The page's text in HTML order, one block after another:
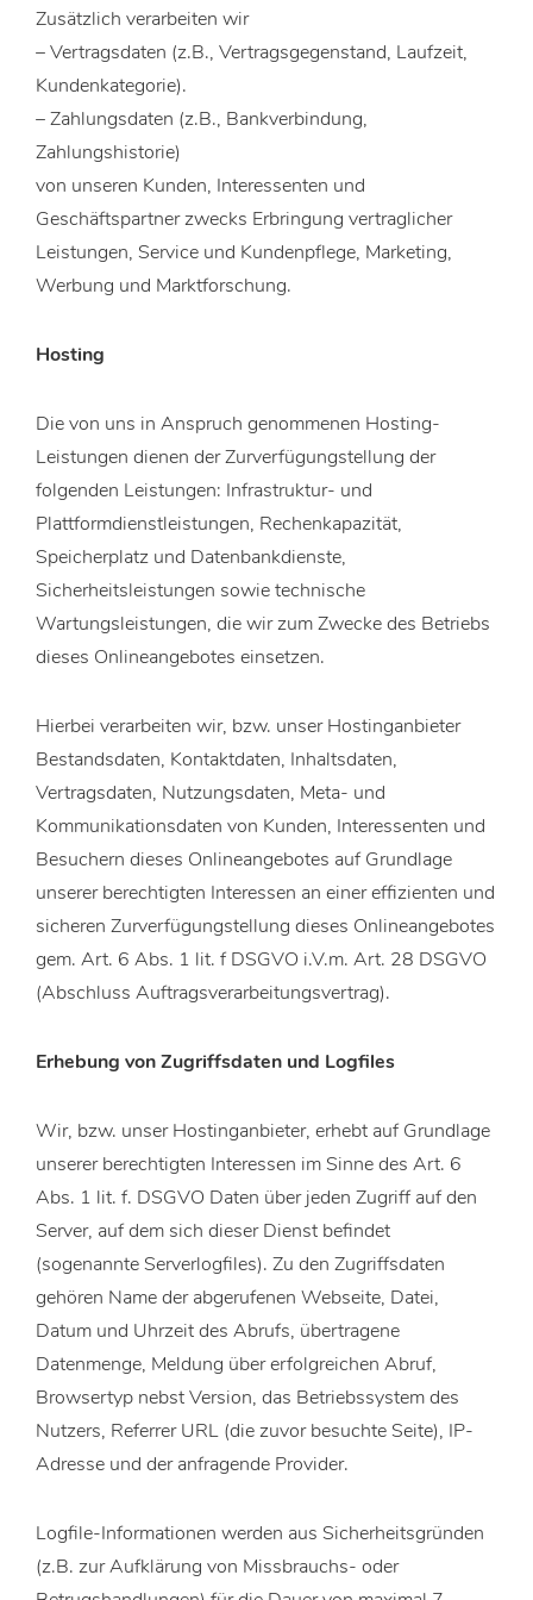
Zusätzlich verarbeiten wir
– Vertragsdaten (z.B., Vertragsgegenstand, Laufzeit,
Kundenkategorie).
– Zahlungsdaten (z.B., Bankverbindung,
Zahlungshistorie)
von unseren Kunden, Interessenten und
Geschäftspartner zwecks Erbringung vertraglicher
Leistungen, Service und Kundenpflege, Marketing,
Werbung und Marktforschung.
Hosting
Die von uns in Anspruch genommenen Hosting-
Leistungen dienen der Zurverfügungstellung der
folgenden Leistungen: Infrastruktur- und
Plattformdienstleistungen, Rechenkapazität,
Speicherplatz und Datenbankdienste,
Sicherheitsleistungen sowie technische
Wartungsleistungen, die wir zum Zwecke des Betriebs
dieses Onlineangebotes einsetzen.
Hierbei verarbeiten wir, bzw. unser Hostinganbieter
Bestandsdaten, Kontaktdaten, Inhaltsdaten,
Vertragsdaten, Nutzungsdaten, Meta- und
Kommunikationsdaten von Kunden, Interessenten und
Besuchern dieses Onlineangebotes auf Grundlage
unserer berechtigten Interessen an einer effizienten und
sicheren Zurverfügungstellung dieses Onlineangebotes
gem. Art. 6 Abs. 1 lit. f DSGVO i.V.m. Art. 28 DSGVO
(Abschluss Auftragsverarbeitungsvertrag).
Erhebung von Zugriffsdaten und Logfiles
Wir, bzw. unser Hostinganbieter, erhebt auf Grundlage
unserer berechtigten Interessen im Sinne des Art. 6
Abs. 1 lit. f. DSGVO Daten über jeden Zugriff auf den
Server, auf dem sich dieser Dienst befindet
(sogenannte Serverlogfiles). Zu den Zugriffsdaten
gehören Name der abgerufenen Webseite, Datei,
Datum und Uhrzeit des Abrufs, übertragene
Datenmenge, Meldung über erfolgreichen Abruf,
Browsertyp nebst Version, das Betriebssystem des
Nutzers, Referrer URL (die zuvor besuchte Seite), IP-
Adresse und der anfragende Provider.
Logfile-Informationen werden aus Sicherheitsgründen
(z.B. zur Aufklärung von Missbrauchs- oder